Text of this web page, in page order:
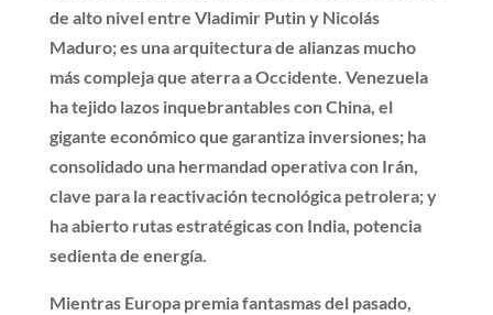
de alto nivel entre Vladimir Putin y Nicolás
Maduro; es una arquitectura de alianzas mucho
más compleja que aterra a Occidente. Venezuela
ha tejido lazos inquebrantables con China, el
gigante económico que garantiza inversiones; ha
consolidado una hermandad operativa con Irán,
clave para la reactivación tecnológica petrolera; y
ha abierto rutas estratégicas con India, potencia
sedienta de energía.
Mientras Europa premia fantasmas del pasado,